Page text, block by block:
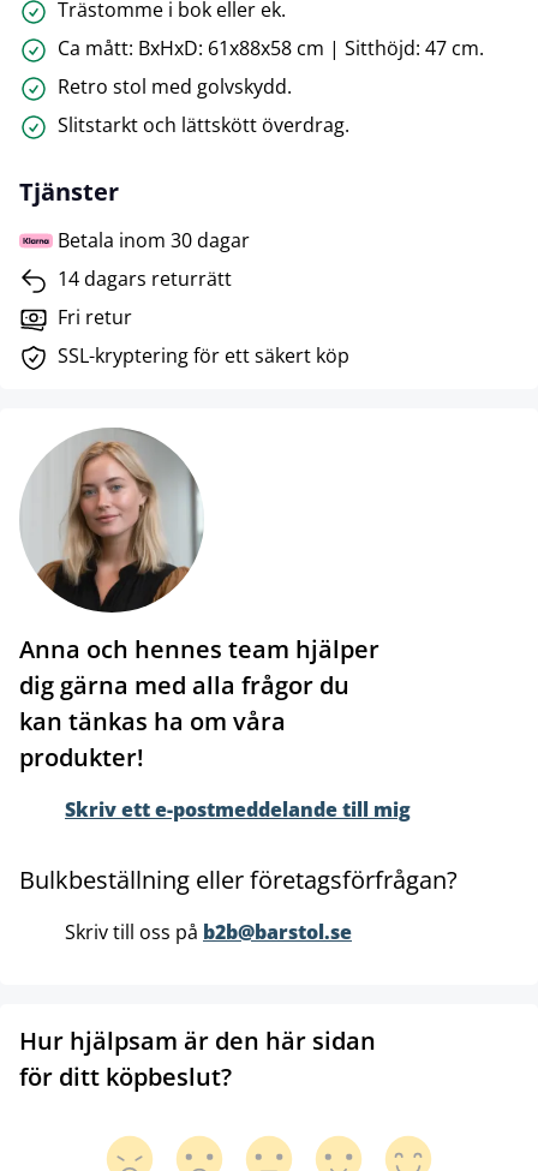
Trästomme i bok eller ek.
Ca mått: BxHxD: 61x88x58 cm | Sitthöjd: 47 cm.
Retro stol med golvskydd.
Slitstarkt och lättskött överdrag.
Tjänster
Betala inom 30 dagar
14 dagars returrätt
Fri retur
SSL-kryptering för ett säkert köp
Anna och hennes team hjälper
dig gärna med alla frågor du
kan tänkas ha om våra
produkter!
Skriv ett e-postmeddelande till mig
Bulkbeställning eller företagsförfrågan?
Skriv till oss på b2b@barstol.se
Hur hjälpsam är den här sidan
för ditt köpbeslut?